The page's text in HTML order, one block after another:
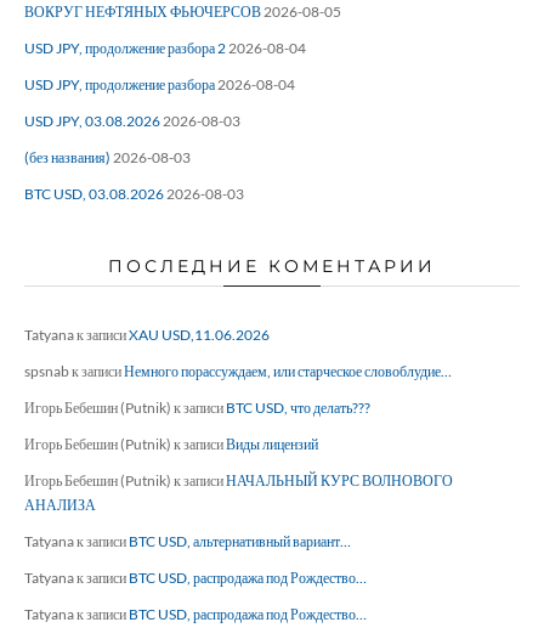
ВОКРУГ НЕФТЯНЫХ ФЬЮЧЕРСОВ2026-08-05
USD JPY, продолжение разбора 22026-08-04
USD JPY, продолжение разбора2026-08-04
USD JPY, 03.08.20262026-08-03
(без названия) 2026-08-03
BTC USD, 03.08.20262026-08-03
ПОСЛЕДНИЕ КОМЕНТАРИИ
Tatyanaк записиXAU USD,11.06.2026
spsnabк записиНемного порассуждаем, или старческое словоблудие…
Игорь Бебешин (Putnik) к записи BTC USD, что делать???
Игорь Бебешин (Putnik) к записиВиды лицензий
Игорь Бебешин (Putnik) к записиНАЧАЛЬНЫЙ КУРС ВОЛНОВОГО
АНАЛИЗА
Tatyanaк записи BTC USD, альтернативный вариант…
Tatyanaк записи BTC USD, распродажа под Рождество…
Tatyanaк записи BTC USD, распродажа под Рождество…